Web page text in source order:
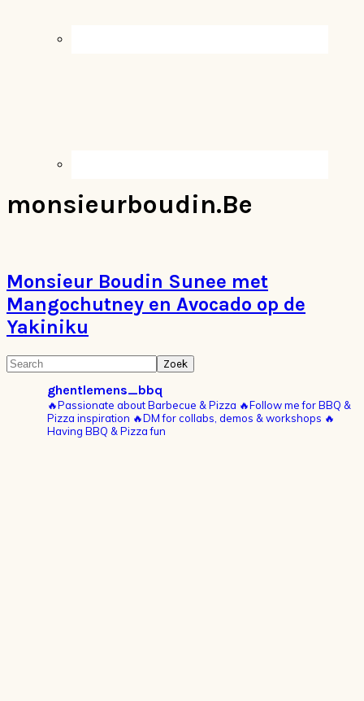
monsieurboudin.Be
Monsieur Boudin Sunee met
Mangochutney en Avocado op de
Yakiniku
Primaire
Sidebar
Search
ghentlemens_bbq
🔥Passionate about Barbecue & Pizza 🔥Follow me for BBQ &
Pizza inspiration 🔥DM for collabs, demos & workshops 🔥
Having BBQ & Pizza fun